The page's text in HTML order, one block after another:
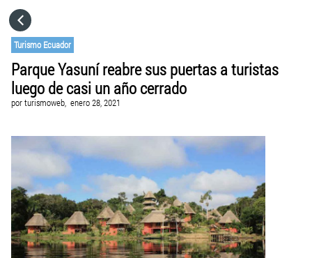
Turismo Ecuador
Parque Yasuní reabre sus puertas a turistas
luego de casi un año cerrado
porturismoweb, enero 28, 2021
CATEGORÍAS
VISITA EL SITIO WEB